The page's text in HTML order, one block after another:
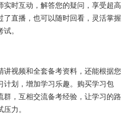
实时互动，解答您的疑问，享受超高
了直播，也可以随时回看，灵活掌握
。
讲视频和全套备考资料，还能根据您
计划，增加学习乐趣。购买学习包
群，互相交流备考经验，让学习的路
力。